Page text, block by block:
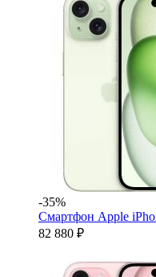
-35%
Смартфон Apple
82 880 ₽